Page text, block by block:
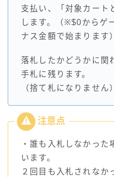
支払い、「対象カート
します。（※$0からゲ
ナス金額で始まります）
落札したかどうかに関
手札に残ります。
（捨て札になりません）
・誰も入札しなかった
います。
２回目も入札されなか